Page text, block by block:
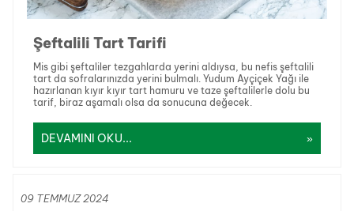
Şeftalili Tart Tarifi
Mis gibi şeftaliler tezgahlarda yerini aldıysa, bu nefis şeftalili
tart da sofralarınızda yerini bulmalı. Yudum Ayçiçek Yağı ile
hazırlanan kıyır kıyır tart hamuru ve taze şeftalilerle dolu bu
tarif, biraz aşamalı olsa da sonucuna değecek.
DEVAMINI OKU...
09 TEMMUZ 2024